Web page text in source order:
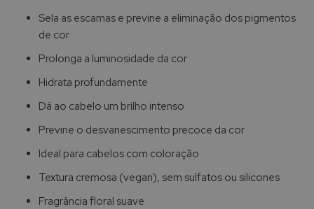
Sela as escamas e previne a eliminação dos pigmentos
de cor
Prolonga a luminosidade da cor
Hidrata profundamente
Dá ao cabelo um brilho intenso
Previne o desvanescimento precoce da cor
Ideal para cabelos com coloração
Textura cremosa (vegan), sem sulfatos ou silicones
Fragrância floral suave